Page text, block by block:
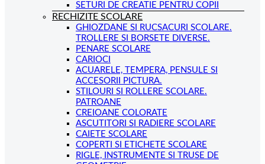
SETURI DE CREATIE PENTRU COPII
RECHIZITE SCOLARE
GHIOZDANE SI RUCSACURI SCOLARE.
TROLLERE SI BORSETE DIVERSE.
PENARE SCOLARE
CARIOCI
ACUARELE, TEMPERA, PENSULE SI
ACCESORII PICTURA.
STILOURI SI ROLLERE SCOLARE.
PATROANE
CREIOANE COLORATE
ASCUTITORI SI RADIERE SCOLARE
CAIETE SCOLARE
COPERTI SI ETICHETE SCOLARE
RIGLE, INSTRUMENTE SI TRUSE DE